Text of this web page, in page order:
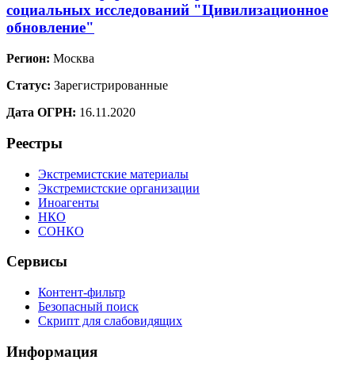
социальных исследований "Цивилизационное
обновление"
Регион: Москва
Статус: Зарегистрированные
Дата ОГРН: 16.11.2020
Реестры
Экстремистские материалы
Экстремистские организации
Иноагенты
НКО
СОНКО
Сервисы
Контент-фильтр
Безопасный поиск
Скрипт для слабовидящих
Информация